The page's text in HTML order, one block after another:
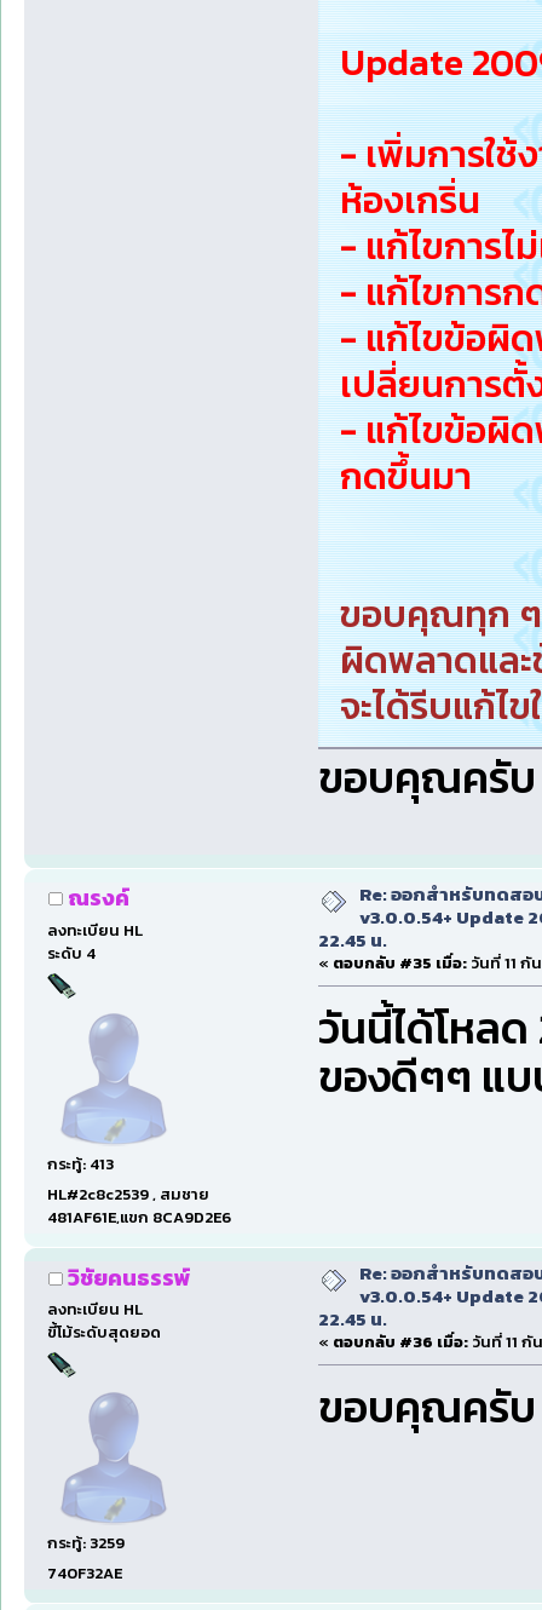
Update
- เพิ่มการใช้
ห้องเกริ่น
- แก้ไขการไ
- แก้ไขการก
- แก้ไขข้อผิ
เปลี่ยนการตั้
- แก้ไขข้อผิ
กดขึ้นมา
ขอบคุณทุก ๆ
ผิดพลาดและ
จะได้รีบแก้ไ
ขอบคุณครับ
ณรงค์
ลงทะเบียน HL
ระดับ 4
กระทู้: 413
HL#2c8c2539 , สมชาย
481AF61E,แขก 8CA9D2E6
Re: ออกสำหรับทดสอ
v3.0.0.54+ Update
22.45 น.
« ตอบกลับ #35 เมื่อ: วันที่ 11 กั
วันนี้ได้โหลด
ของดีๆๆ แ
วิชัยคนธรรพ์
ลงทะเบียน HL
ขี้โม้ระดับสุดยอด
กระทู้: 3259
740F32AE
Re: ออกสำหรับทดสอ
v3.0.0.54+ Update
22.45 น.
« ตอบกลับ #36 เมื่อ: วันที่ 11 กั
ขอบคุณครับ